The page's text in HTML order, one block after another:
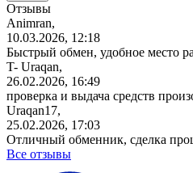
Отзывы
Animran,
10.03.2026, 12:18
Быстрый обмен, удобное место
T- Uraqan,
26.02.2026, 16:49
проверка и выдача средств
Uraqan17,
25.02.2026, 17:03
Отличный обменник, сделка
Все отзывы